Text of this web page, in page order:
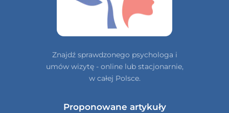
Znajdź sprawdzonego psychologa i
umów wizytę - online lub stacjonarnie,
w całej Polsce.
Proponowane artykuły